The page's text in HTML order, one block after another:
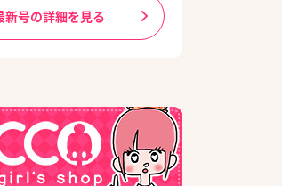
新号の詳細を見る